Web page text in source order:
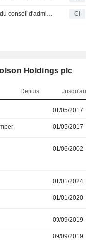
Crest Nicholson Holdings plc nomme Martyn Clark membre du conseil d'administration le 3 juin 2024 CI
Holdings plc
Depuis Jusqu'au
01/05/2017
01/05/2017
01/06/2002
01/01/2024
01/01/2020
09/09/2019
09/09/2019